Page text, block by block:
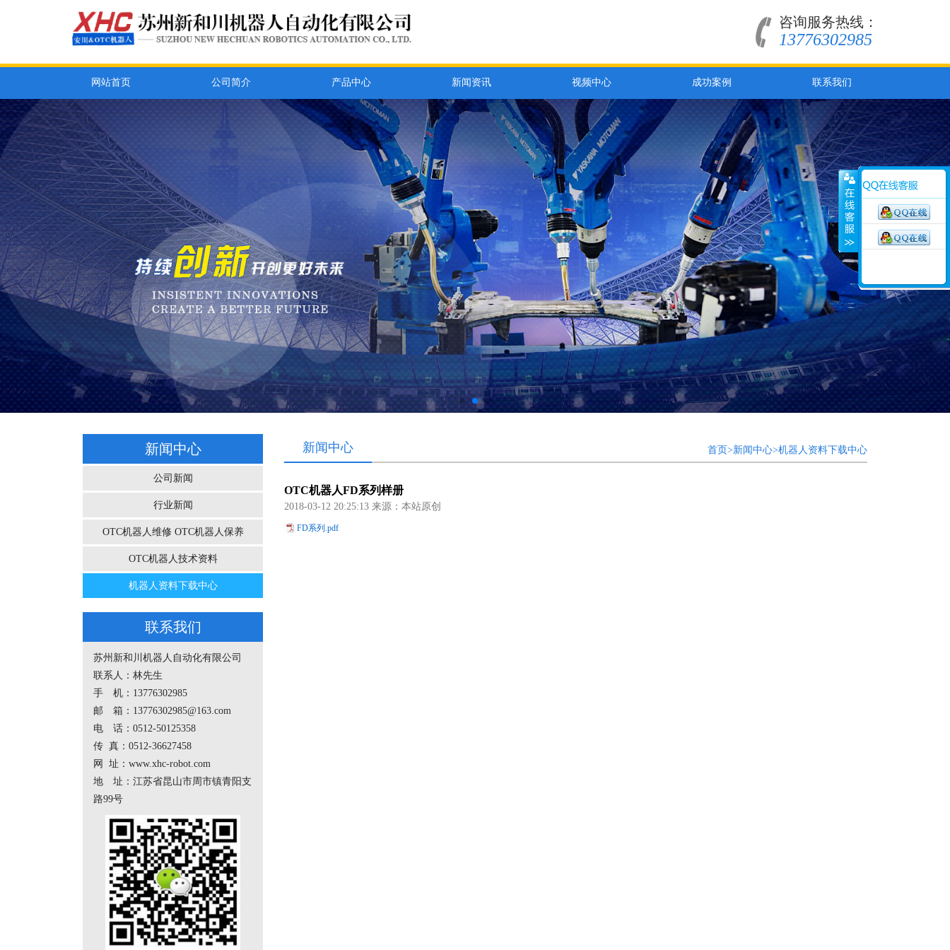
咨询服务热线：
13776302985
网站首页 公司简介 产品中心 新闻资讯 视频中心 成功案例 联系我们
新闻中心
公司新闻
行业新闻
OTC机器人维修 OTC机器人保养
OTC机器人技术资料
机器人资料下载中心
联系我们
苏州新和川机器人自动化有限公司
联系人：林先生
手 机：13776302985
邮 箱：13776302985@163.com
电 话：0512-50125358
传 真：0512-36627458
网 址：www.xhc-robot.com
地 址：江苏省昆山市周市镇青阳支
路99号
新闻中心 首页>新闻中心>机器人资料下载中心
OTC机器人FD系列样册
2018-03-12 20:25:13 来源：本站原创
FD系列.pdf